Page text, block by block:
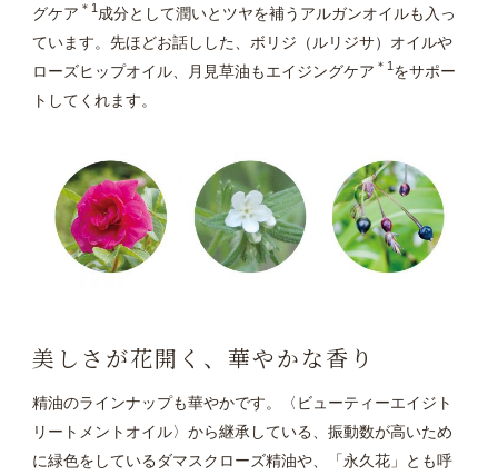
グケア ＊1成分として潤いとツヤを補うアルガンオイルも入っ
ています。先ほどお話しした、ボリジ（ルリジサ）オイルや
ローズヒップオイル、月見草油もエイジングケア ＊1をサポー
トしてくれます。
美しさが花開く、華やかな香り
精油のラインナップも華やかです。〈ビューティーエイジト
リートメントオイル〉から継承している、振動数が高いため
に緑色をしているダマスクローズ精油や、「永久花」とも呼